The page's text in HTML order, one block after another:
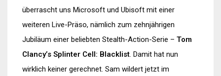
überrascht uns Microsoft und Ubisoft mit einer
weiteren Live-Präso, nämlich zum zehnjährigen
Jubiläum einer beliebten Stealth-Action-Serie – Tom
Clancy’s Splinter Cell: Blacklist. Damit hat nun
wirklich keiner gerechnet. Sam wildert jetzt im